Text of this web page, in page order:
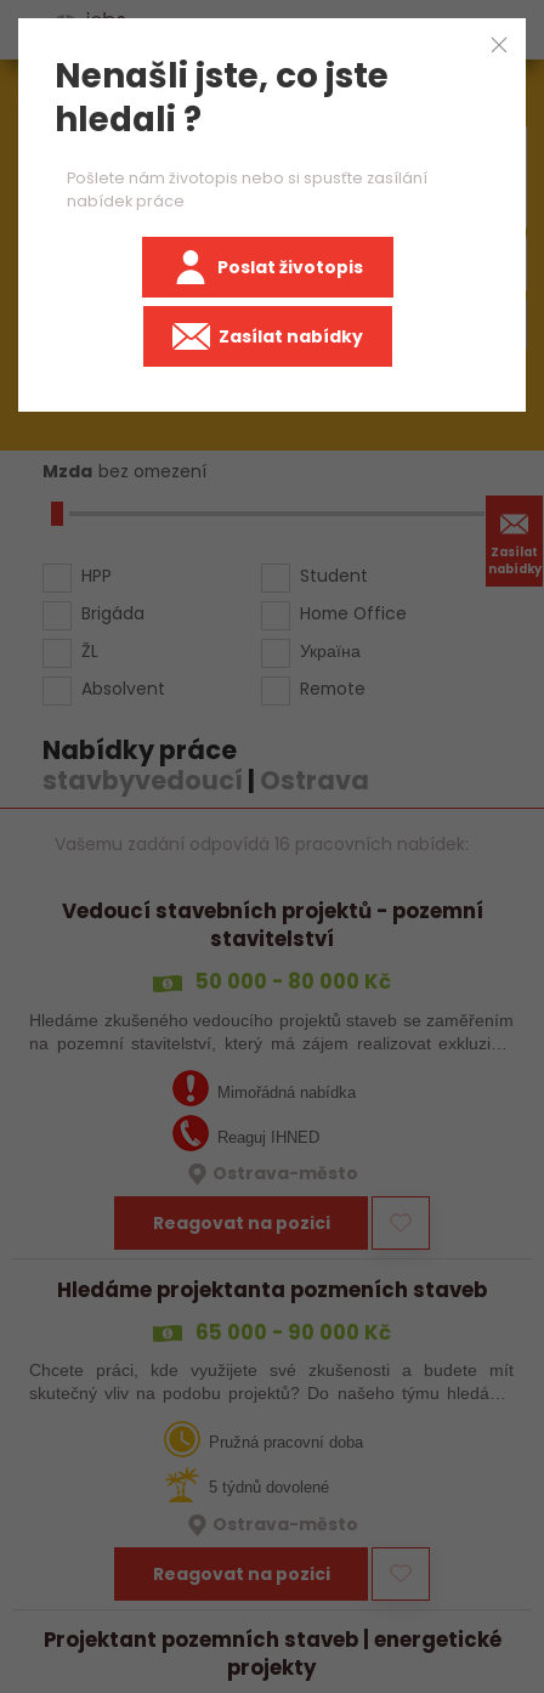
Zasílat
nabídky
Aktuálně1545nabídek práce
Mzda bez omezení
HPP
Brigáda
ŽL
Absolvent
Student
Home Office
Україна
Remote
Nabídky práce
stavbyvedoucí | Ostrava
Vašemu zadání odpovídá 16 pracovních nabídek:
Vedoucí stavebních projektů - pozemní
stavitelství
50 000 - 80 000 Kč
Hledáme zkušeného vedoucího projektů staveb se zaměřením
na pozemní stavitelství, který má zájem realizovat exkluzivní
stavební projekty v Moravskoslezském kraji.
Mimořádná nabídka
Reaguj IHNED
Ostrava-město
Reagovat na pozici
Hledáme projektanta pozmeních staveb
65 000 - 90 000 Kč
Chcete práci, kde využijete své zkušenosti a budete mít
skutečný vliv na podobu projektů? Do našeho týmu hledáme
podílet na projektech v oblasti…Pružná pracovní doba
5 týdnů dovolené
Ostrava-město
Reagovat na pozici
Projektant pozemních staveb | energetické
projekty
Nenašli jste, co jste
hledali ?
Pošlete nám životopis nebo si spusťte zasílání
nabídek práce
Poslat životopis
Zasílat nabídky